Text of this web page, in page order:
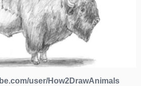
user/How2DrawAnimals